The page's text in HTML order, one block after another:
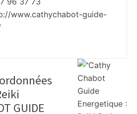
www.cathychabot-guide-
GUIDE